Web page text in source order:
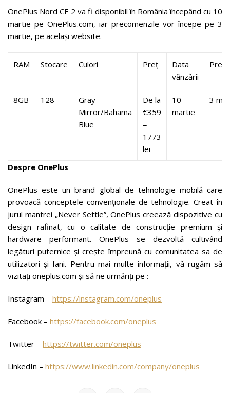
OnePlus Nord CE 2 va fi disponibil în România începând cu 10
martie pe OnePlus.com, iar precomenzile vor începe pe 3
martie, pe același website.
RAM Stocare Culori Preț
Data
vânzării
8GB 128
Gray
Mirror/Bahama
Blue
De la
€359
=
1773
lei
10
martie
3
Despre OnePlus
OnePlus este un brand global de tehnologie mobilă care
provoacă conceptele convenționale de tehnologie. Creat în
jurul mantrei „Never Settle”, OnePlus creează dispozitive cu
design rafinat, cu o calitate de construcție premium și
hardware performant. OnePlus se dezvoltă cultivând
legături puternice și crește împreună cu comunitatea sa de
utilizatori și fani. Pentru mai multe informații, vă rugăm să
vizitați oneplus.com și să ne urmăriți pe :
Instagram – https://instagram.com/oneplus
Facebook – https://facebook.com/oneplus
Twitter – https://twitter.com/oneplus
LinkedIn – https://www.linkedin.com/company/oneplus